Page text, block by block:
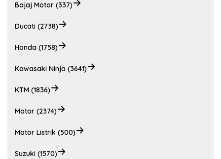
Bajaj Motor (337)
Ducati (2738)
Honda (1758)
Kawasaki Ninja (3641)
KTM (1836)
Motor (2374)
Motor Listrik (500)
Suzuki (1570)